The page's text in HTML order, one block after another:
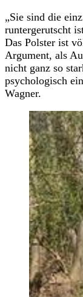
„Sie sind die
runtergerutscht
Das Polster ist
Argument, als
nicht ganz so
psychologisch
Wagner.